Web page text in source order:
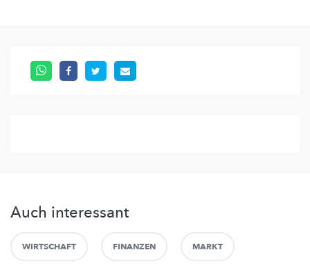
Auch interessant
WIRTSCHAFT FINANZEN MARKT